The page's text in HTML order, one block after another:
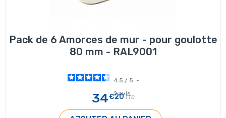
Pack de 6 Amorces de mur - pour goulotte
80 mm - RAL9001
4.5 / 5 -
2avis
34€20 TTC